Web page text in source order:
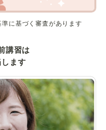
に基づく審査があります
講習は
ます